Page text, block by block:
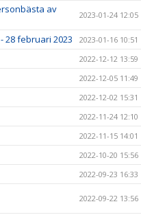
av
2023-01-24 12:05
28 februari 2023 2023-01-16 10:51
2022-12-12 13:59
2022-12-05 11:49
2022-12-02 15:31
2022-11-24 12:10
2022-11-15 14:01
2022-10-20 15:56
2022-09-23 16:33
2022-09-22 13:56